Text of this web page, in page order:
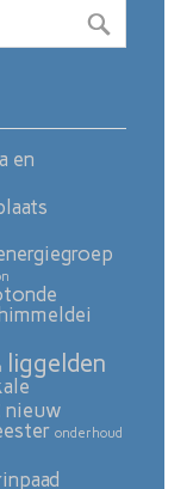
en
himmeldei
liggelden
nieuw
onderhoud